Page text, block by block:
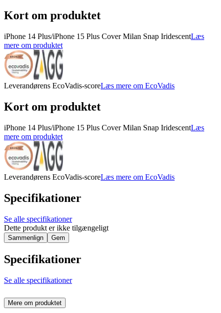
Kort om produktet
iPhone 14 Plus/iPhone 15 Plus Cover Milan Snap IridescentLæs
mere om produktet
Leverandørens EcoVadis-scoreLæs mere om EcoVadis
Kort om produktet
iPhone 14 Plus/iPhone 15 Plus Cover Milan Snap IridescentLæs
mere om produktet
Leverandørens EcoVadis-scoreLæs mere om EcoVadis
Specifikationer
Se alle specifikationer
Dette produkt er ikke tilgængeligt
Sammenlign Gem
Specifikationer
Se alle specifikationer
Mere om produktet